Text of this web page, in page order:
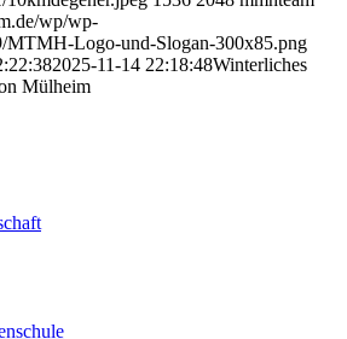
wp/wp-
MTMH-Logo-und-Slogan-300x85.png
2025-11-14 22:18:48Winterliches
Mülheim